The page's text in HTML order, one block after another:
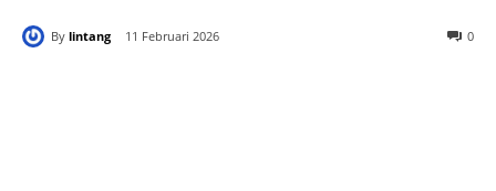
By lintang 11 Februari 2026 0